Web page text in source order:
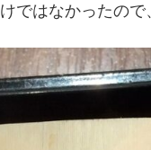
ではなかったので